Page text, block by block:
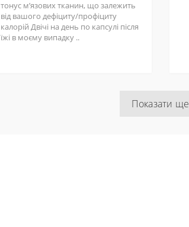
тонус мʼязових тканин, що залежить
від вашого дефіциту/профіциту
калорій Двічі на день по капсулі після
їжі в моєму випадку ..
Показати ще